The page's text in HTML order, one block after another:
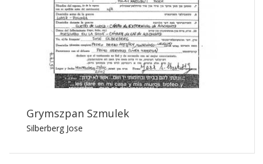
Grymszpan Szmulek
Silberberg Jose